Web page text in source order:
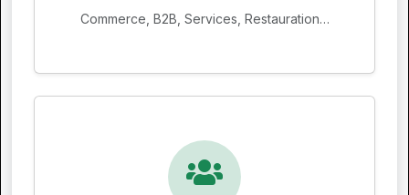
Commerce, B2B, Services, Restauration…